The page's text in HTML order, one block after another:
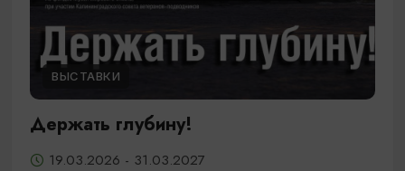
ВЫСТАВКИ
Держать глубину!
19.03.2026 - 31.03.2027